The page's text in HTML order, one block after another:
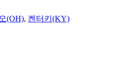
(OH), 켄터키(KY)